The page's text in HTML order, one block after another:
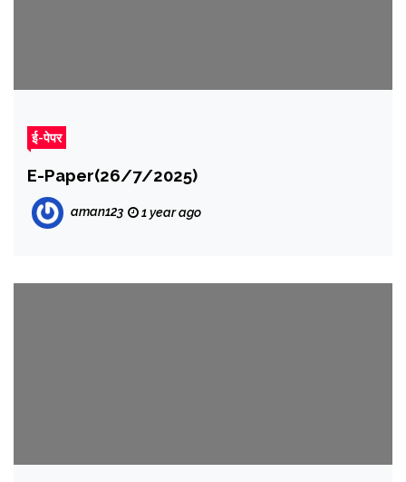
ई-पेपर
E-Paper(26/7/2025)
aman123 1 year ago